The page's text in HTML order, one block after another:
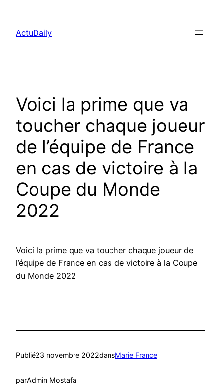
contenu
ActuDaily
Voici la prime que va
toucher chaque joueur
de l’équipe de France
en cas de victoire à la
Coupe du Monde
2022
Voici la prime que va toucher chaque joueur de
l’équipe de France en cas de victoire à la Coupe
du Monde 2022
Publié23 novembre 2022dansMarie France
parAdmin Mostafa